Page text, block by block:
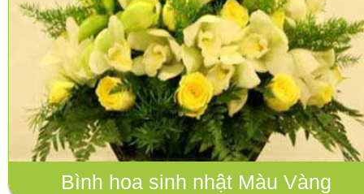
Bình hoa sinh nhật Màu Vàng